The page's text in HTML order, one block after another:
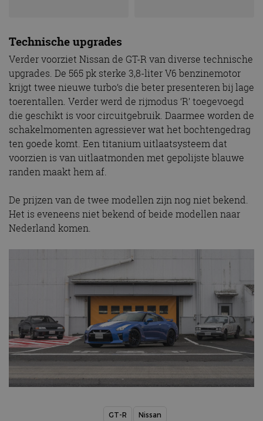
Technische upgrades
Verder voorziet Nissan de GT-R van diverse technische
upgrades. De 565 pk sterke 3,8-liter V6 benzinemotor
krijgt twee nieuwe turbo’s die beter presenteren bij lage
toerentallen. Verder werd de rijmodus ‘R’ toegevoegd
die geschikt is voor circuitgebruik. Daarmee worden de
schakelmomenten agressiever wat het bochtengedrag
ten goede komt. Een titanium uitlaatsysteem dat
voorzien is van uitlaatmonden met gepolijste blauwe
randen maakt hem af.
De prijzen van de twee modellen zijn nog niet bekend.
Het is eveneens niet bekend of beide modellen naar
Nederland komen.
GT-R Nissan